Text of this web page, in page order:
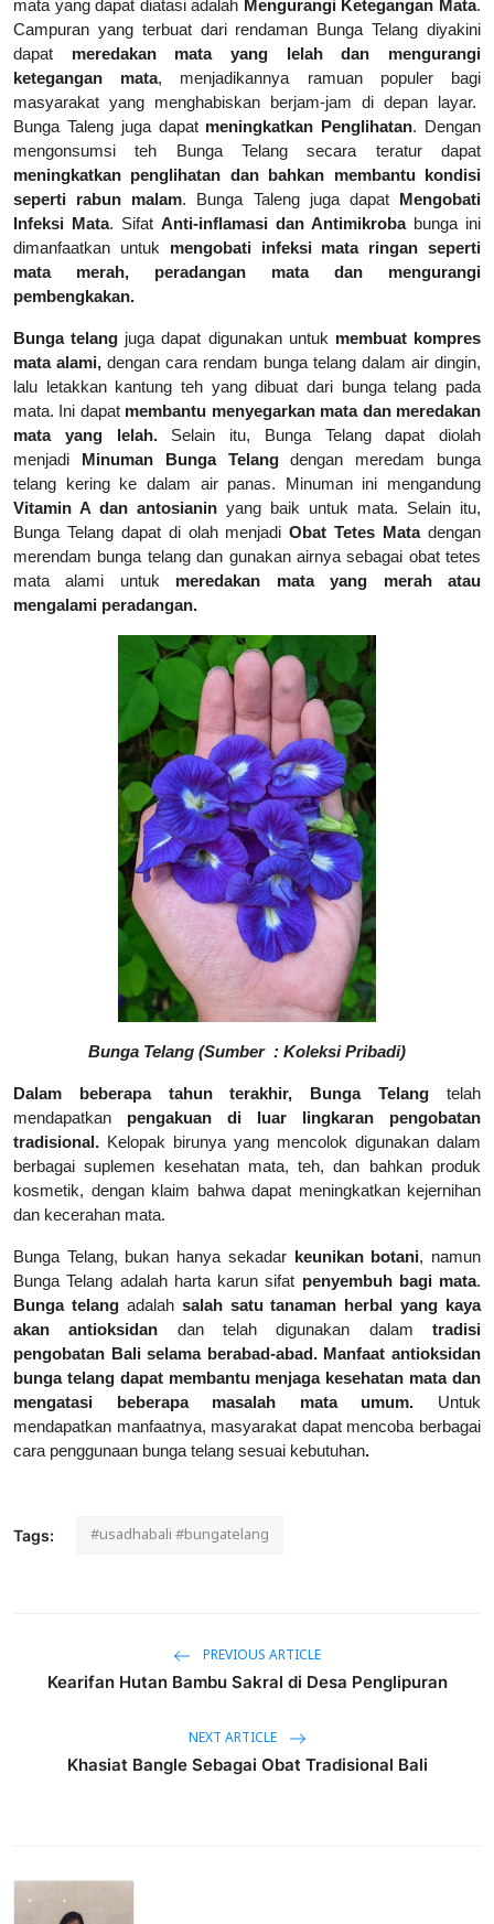
mata yang dapat diatasi adalah Mengurangi Ketegangan Mata.
Campuran yang terbuat dari rendaman Bunga Telang diyakini
dapat meredakan mata yang lelah dan mengurangi
ketegangan mata, menjadikannya ramuan populer bagi
masyarakat yang menghabiskan berjam-jam di depan layar.
Bunga Taleng juga dapat meningkatkan Penglihatan. Dengan
mengonsumsi teh Bunga Telang secara teratur dapat
meningkatkan penglihatan dan bahkan membantu kondisi
seperti rabun malam. Bunga Taleng juga dapat Mengobati
Infeksi Mata. Sifat Anti-inflamasi dan Antimikrobabunga ini
dimanfaatkan untuk mengobati infeksi mata ringan seperti
mata merah, peradangan mata dan mengurangi
pembengkakan.
Bunga telang juga dapat digunakan untuk membuat kompres
mata alami, dengan cara rendam bunga telang dalam air dingin,
lalu letakkan kantung teh yang dibuat dari bunga telang pada
mata. Ini dapat membantu menyegarkan mata dan meredakan
mata yang lelah. Selain itu, Bunga Telang dapat diolah
menjadi Minuman Bunga Telangdengan meredam bunga
telang kering ke dalam air panas. Minuman ini mengandung
Vitamin A dan antosianin yang baik untuk mata. Selain itu,
Bunga Telang dapat di olah menjadiObat Tetes Matadengan
merendam bunga telang dan gunakan airnya sebagai obat tetes
mata alami untuk meredakan mata yang merah atau
mengalami peradangan.
Bunga Telang (Sumber : Koleksi Pribadi)
Dalam beberapa tahun terakhir, Bunga Telangtelah
mendapatkan pengakuan di luar lingkaran pengobatan
tradisional. Kelopak birunya yang mencolok digunakan dalam
berbagai suplemen kesehatan mata, teh, dan bahkan produk
kosmetik, dengan klaim bahwa dapat meningkatkan kejernihan
dan kecerahan mata.
Bunga Telang, bukan hanya sekadar keunikan botani, namun
Bunga Telang adalah harta karun sifat penyembuh bagi mata.
Bunga telang adalahsalah satu tanaman herbal yang kaya
akan antioksidan dan telah digunakan dalam
tradisi
pengobatan Baliselama berabad-abad. Manfaat antioksidan
bunga telang dapat membantu menjaga kesehatan mata dan
mengatasi beberapa masalah mata umum. Untuk
mendapatkan manfaatnya, masyarakat dapat mencoba berbagai
cara penggunaan bunga telang sesuai kebutuhan.
Tags: #usadhabali #bungatelang
PREVIOUS ARTICLE
Kearifan Hutan Bambu Sakral di Desa Penglipuran
NEXT ARTICLE
Khasiat Bangle Sebagai Obat Tradisional Bali